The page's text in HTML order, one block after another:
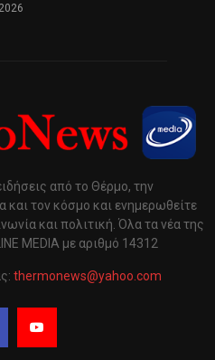
από το Θέρμο, την
και τον κόσμο και ενημερωθείτε
και πολιτική. Όλα τα νέα της
MEDIA με αριθμό 14312
thermonews@yahoo.com